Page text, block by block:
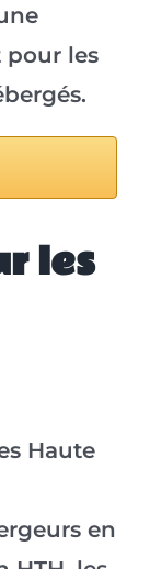
pour les
les
Haute
en